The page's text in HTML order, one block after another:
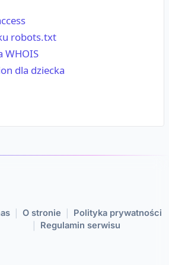
robots.txt
WHOIS
dla dziecka
O stronie Polityka prywatności
Regulamin serwisu